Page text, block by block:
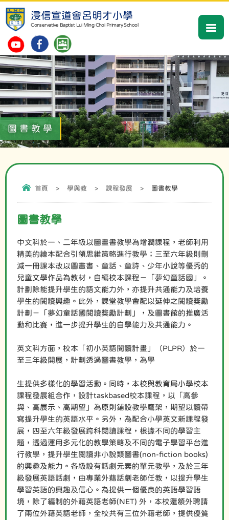
浸信宣道會呂明才小學
Conservative Baptist Lui Ming Choi Primary School
圖書教學
首頁 > 學與教 > 課程發展 > 圖書教學
圖書教學
中文科於一、二年級以圖畫書教學為增潤課程，老師利用
精美的繪本配合引領思維策略進行教學；三至六年級則刪
減一冊課本改以圖畫書、童話、童詩、少年小說等優秀的
兒童文學作品為教材，自編校本課程－「夢幻童話國」。
計劃除能提升學生的語文能力外，亦提升共通能力及培養
學生的閱讀興趣。此外，課堂教學會配以延伸之閱讀獎勵
計劃－「夢幻童話國閱讀獎勵計劃」，及圖書館的推廣活
動和比賽，進一步提升學生的自學能力及共通能力。
英文科方面，校本「初小英語閱讀計畫」（PLPR）於一
至三年級開展，計劃透過圖書教學，為學
生提供多樣化的學習活動。同時，本校與教育局小學校本
課程發展組合作，設計taskbased校本課程，以「高參
與、高展示、高期望」為原則鋪設教學鷹架，期望以讀帶
寫提升學生的英語水平。另外，為配合小學英文新課程發
展，四至六年級發展跨科閱讀課程，根據不同的學習主
題，透過運用多元化的教學策略及不同的電子學習平台進
行教學，提升學生閱讀非小說類圖書(non-fiction books)
的興趣及能力。各級設有話劇元素的單元教學，及於三年
級發展英語話劇，由專業外藉話劇老師任教，以提升學生
學習英語的興趣及信心。為提供一個優良的英語學習語
境，除了編制的外藉英語老師(NET) 外，本校還額外聘請
了兩位外藉英語老師，全校共有三位外藉老師，提供優質